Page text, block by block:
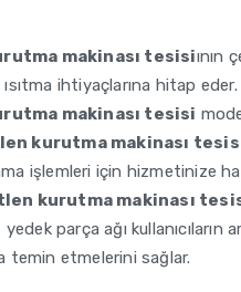
makinası tesisiının
ihtiyaçlarına hitap eder.
makinası tesisi
kurutma makinası
işlemleri için hizmetinize
kurutma makinası
parça ağı kullanıcıların
temin etmelerini sağlar.